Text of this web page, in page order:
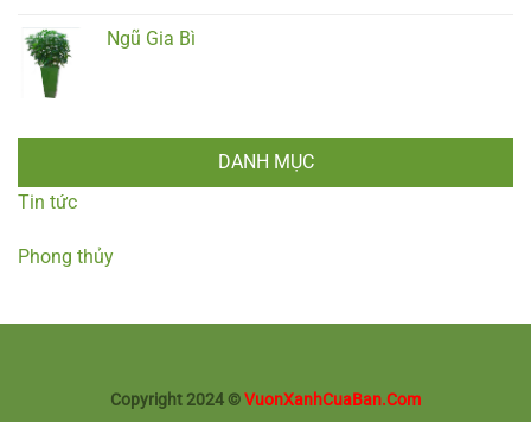
Ngũ Gia Bì
DANH MỤC
Tin tức
Phong thủy
Copyright 2024 ©VuonXanhCuaBan.Com